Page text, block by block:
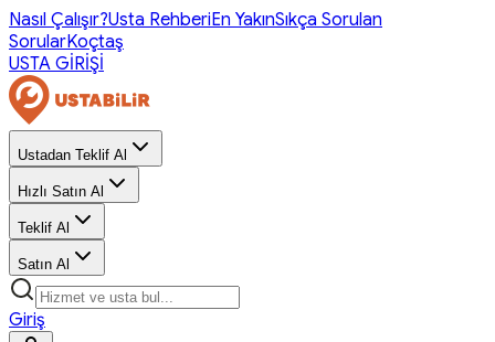
Nasıl Çalışır?Usta RehberiEn YakınSıkça Sorulan
SorularKoçtaş
USTA GİRİŞİ
Ustadan Teklif Al
Hızlı Satın Al
Teklif Al
Satın Al
Giriş